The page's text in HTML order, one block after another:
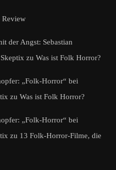
Review
der Angst: Sebastian
zu Was ist Folk Horror?
„Folk-Horror“ bei
zu Was ist Folk Horror?
„Folk-Horror“ bei
zu 13 Folk-Horror-Filme, die